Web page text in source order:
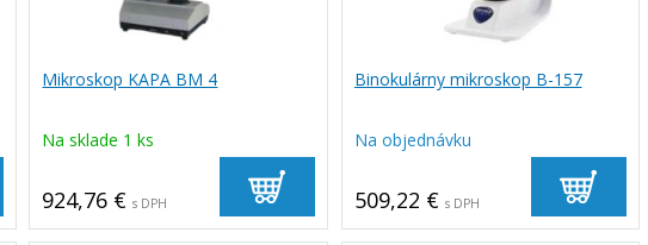
Mikroskop KAPA BM 4
Na sklade 1 ks
924,76 € s DPH
Binokulárny mikroskop B-157
Na objednávku
509,22 € s DPH